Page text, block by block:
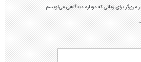
برای زمانی که دوباره دیدگاهی می‌نویسم.